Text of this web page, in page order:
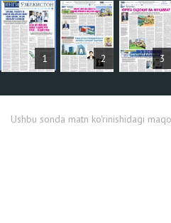
1 2 3
MAQOLALAR
Ushbu sonda matn ko'rinishidagi